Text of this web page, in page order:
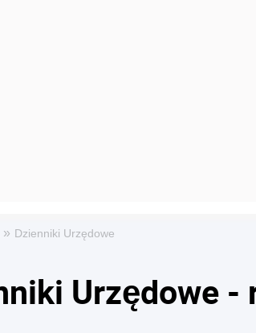
» Dzienniki Urzędowe
Urzędowe -